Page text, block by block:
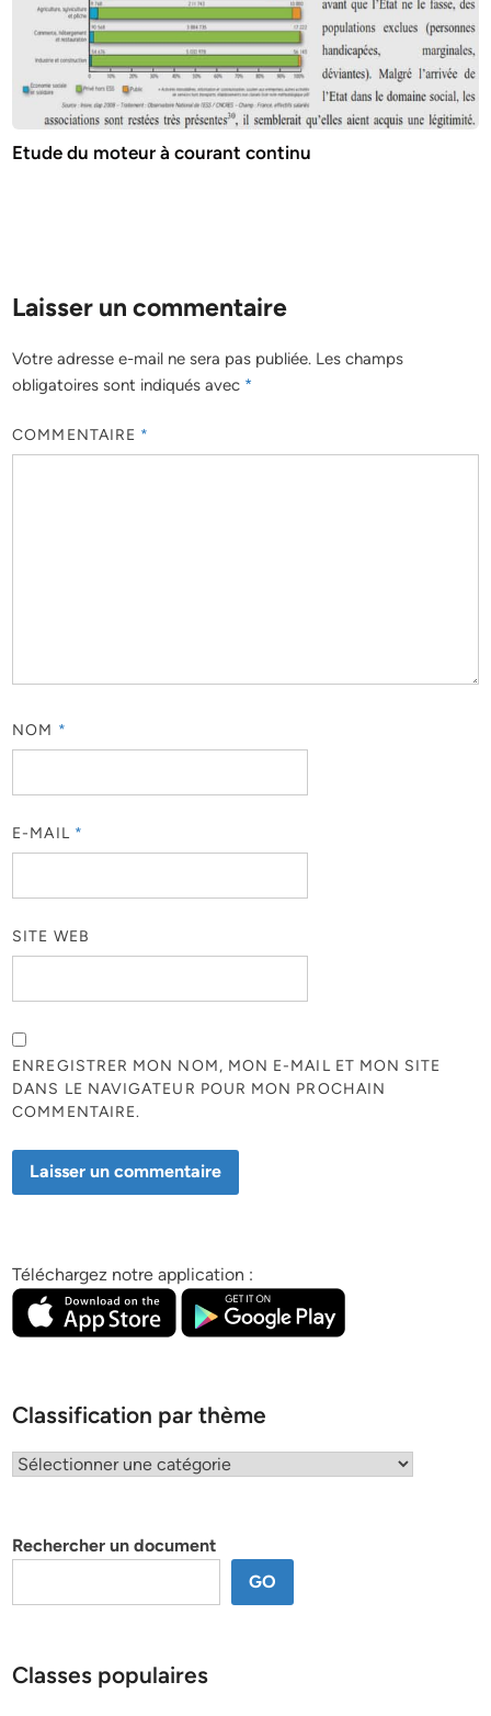
Etude du moteur à courant continu
Laisser un commentaire
Votre adresse e-mail ne sera pas publiée. Les champs
obligatoires sont indiqués avec *
COMMENTAIRE *
NOM *
E-MAIL *
SITE WEB
ENREGISTRER MON NOM, MON E-MAIL ET MON SITE
DANS LE NAVIGATEUR POUR MON PROCHAIN
COMMENTAIRE.
Téléchargez notre application :
Classification par thème
Classification
Rechercher un document
GO
Classes populaires